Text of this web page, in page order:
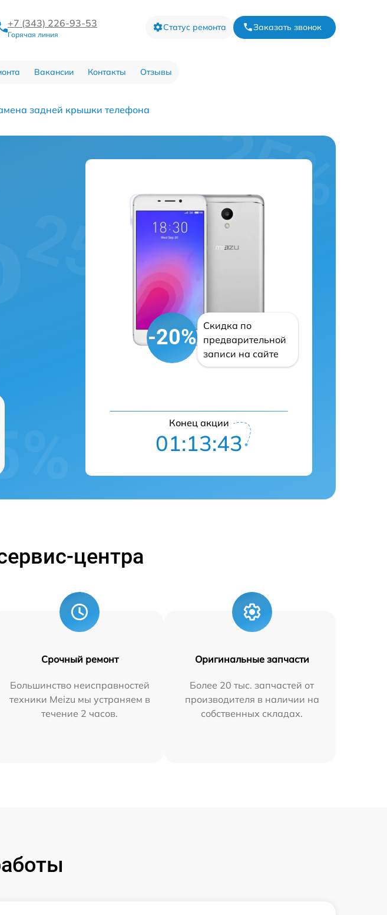
+7 (343) 226-93-53
Горячая линия
Статус ремонта Заказать звонок
Вакансии Контакты Отзывы
задней крышки телефона
-20%
Скидка по
предварительной
записи на сайте
Конец акции
01:13:42
центра
Срочный ремонт
Большинство неисправностей
техники Meizu мы устраняем в
течение 2 часов.
Оригинальные запчасти
Более 20 тыс. запчастей от
производителя в наличии на
собственных складах.